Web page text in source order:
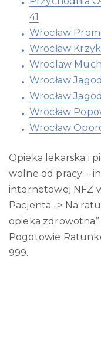
41
Wrocław
Wrocław
Wroclaw
Wrocław
Wrocław
Wrocław
Wrocław
Opieka lekarska i
wolne od pracy: -
internetowej NFZ
Pacjenta -> Na
opieka
Pogotowie
999.